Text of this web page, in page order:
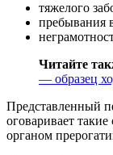
тяжелого
пребывания
Читайте
— образец
Представленный
оговаривает
органом